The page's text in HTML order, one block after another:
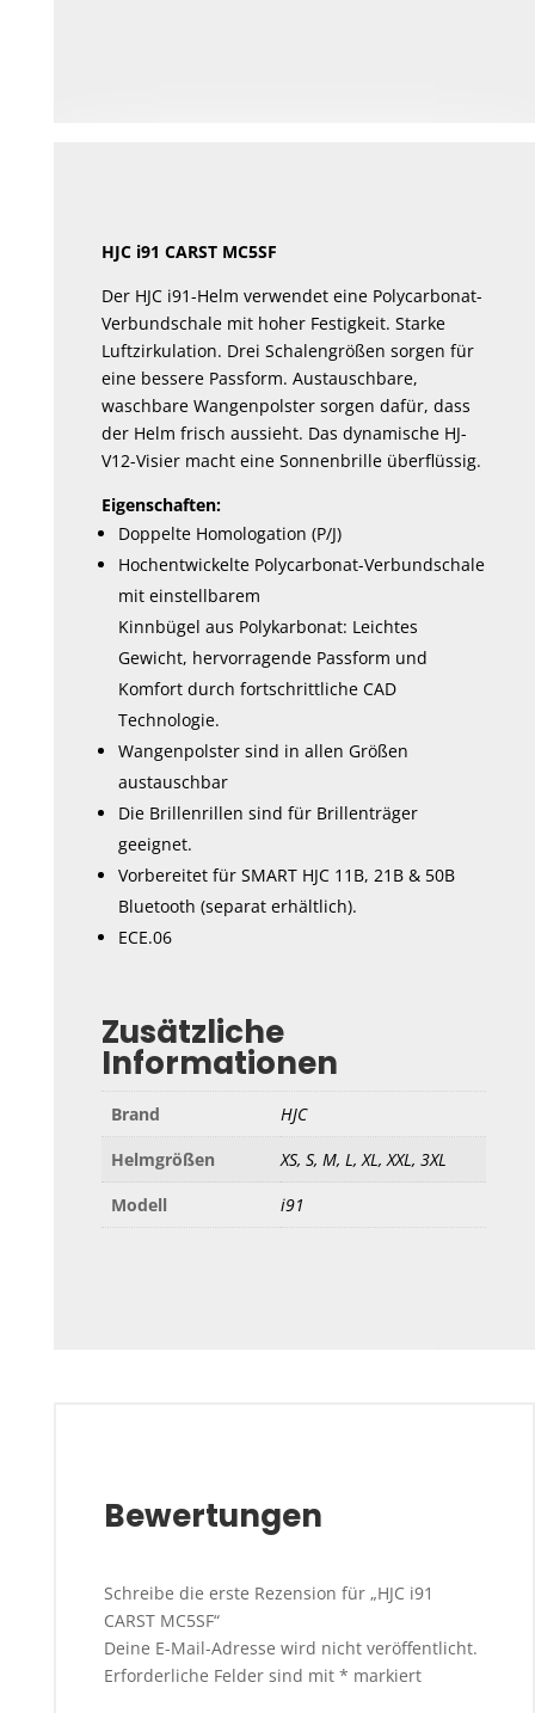
HJC i91 CARST MC5SF
Der HJC i91-Helm verwendet eine Polycarbonat-
Verbundschale mit hoher Festigkeit. Starke
Luftzirkulation. Drei Schalengrößen sorgen für
eine bessere Passform. Austauschbare,
waschbare Wangenpolster sorgen dafür, dass
der Helm frisch aussieht. Das dynamische HJ-
V12-Visier macht eine Sonnenbrille überflüssig.
Eigenschaften:
Doppelte Homologation (P/J)
Hochentwickelte Polycarbonat-Verbundschale
mit einstellbarem
Kinnbügel aus Polykarbonat: Leichtes
Gewicht, hervorragende Passform und
Komfort durch fortschrittliche CAD
Technologie.
Wangenpolster sind in allen Größen
austauschbar
Die Brillenrillen sind für Brillenträger
geeignet.
Vorbereitet für SMART HJC 11B, 21B & 50B
Bluetooth (separat erhältlich).
ECE.06
Zusätzliche
Informationen
Brand
HJC
Helmgrößen
XS, S, M, L, XL, XXL, 3XL
Modell
i91
Bewertungen
Schreibe die erste Rezension für „HJC i91
CARST MC5SF“
Deine E-Mail-Adresse wird nicht veröffentlicht.
Erforderliche Felder sind mit * markiert